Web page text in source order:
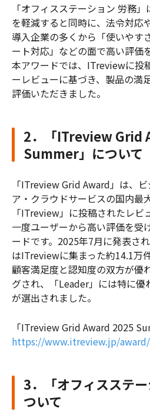
「オフィスステーション 労務
を軽減すると同時に、法令対応
導入企業の多くから「使いやす
ート対応」などの面で高い評価
本アワードでは、ITreviewに投
ーレビューに基づき、製品の満
評価いただきました。
2．「ITreview Grid
Summer」について
「ITreview Grid Award」は、
ア・クラウドサービスの国内最
「ITreview」に投稿されたレビ
一度ユーザーから高い評価を受
ードです。2025年7月に発表さ
はITreviewに集まった約14.1万
顧客満足度と認知度の双方が優
グされ、「Leader」には特に優
が選出されました。
「ITreview Grid Award 2025
https://www.itreview.jp/
3．「オフィスステ
ついて